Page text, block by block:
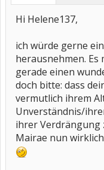
Hi Helene137,
ich würde gerne
herausnehmen. Es
gerade einen
doch bitte: dass
vermutlich ihrem
Unverständnis/
ihrer Verdrängung
Mairae nun